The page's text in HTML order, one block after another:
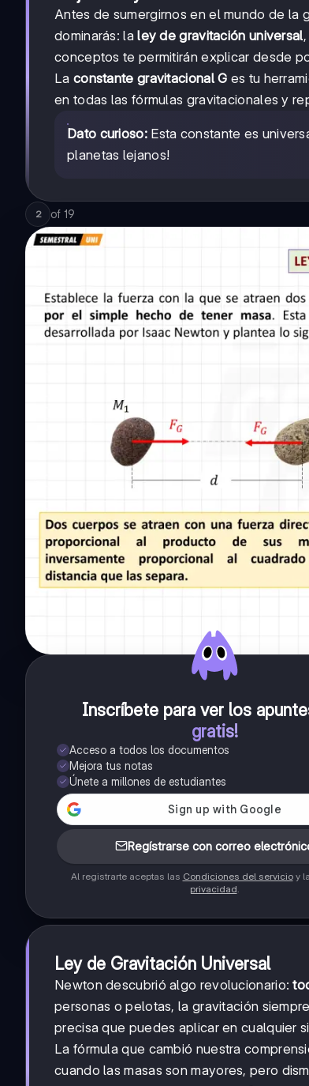
Antes de sumergirnos en el mundo de la
dominarás: laley de gravitación universal
conceptos te permitirán explicar desde
La constante gravitacional G es tu
en todas las fórmulas gravitacionales y
Dato curioso:Esta constante es
planetas lejanos!
2 of 19
Inscríbete para ver los
gratis!
Acceso a todos los documentos
Mejora tus notas
Únete a millones de estudiantes
Regístrarse con correo
Al registrarte aceptas las Condiciones del servicioy la
privacidad
Ley de Gravitación Universal
Newton descubrió algo revolucionario:
personas o pelotas, la gravitación
precisa que puedes aplicar en cualquier
La fórmula que cambió nuestra
cuando las masas son mayores, pero